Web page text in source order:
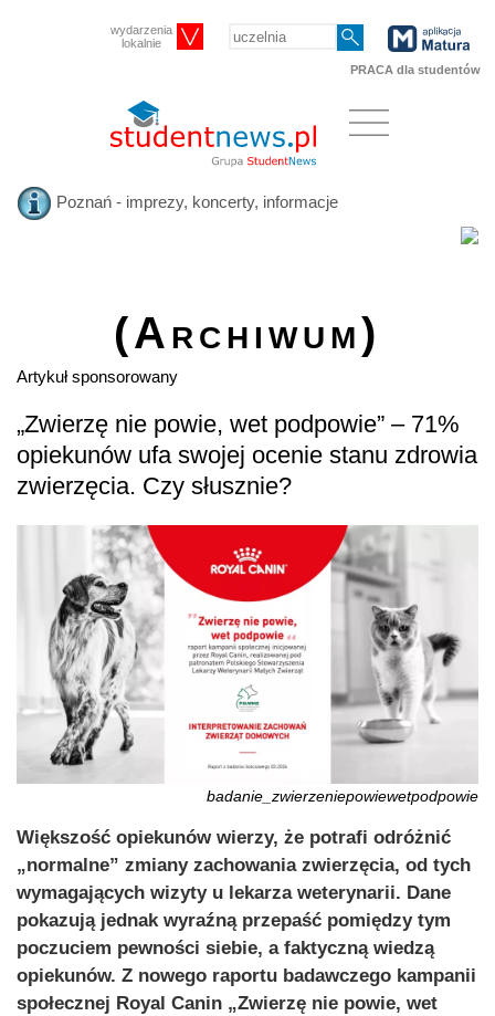
wydarzenia
lokalnie
PRACA dla studentów
Poznań - imprezy, koncerty, informacje
(Archiwum)
Artykuł sponsorowany
„Zwierzę nie powie, wet podpowie” – 71%
opiekunów ufa swojej ocenie stanu zdrowia
zwierzęcia. Czy słusznie?
badanie_zwierzeniepowiewetpodpowie
Większość opiekunów wierzy, że potrafi odróżnić
„normalne” zmiany zachowania zwierzęcia, od tych
wymagających wizyty u lekarza weterynarii. Dane
pokazują jednak wyraźną przepaść pomiędzy tym
poczuciem pewności siebie, a faktyczną wiedzą
opiekunów. Z nowego raportu badawczego kampanii
społecznej Royal Canin „Zwierzę nie powie, wet